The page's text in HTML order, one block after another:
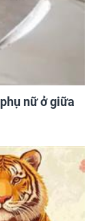
nữ ở giữa